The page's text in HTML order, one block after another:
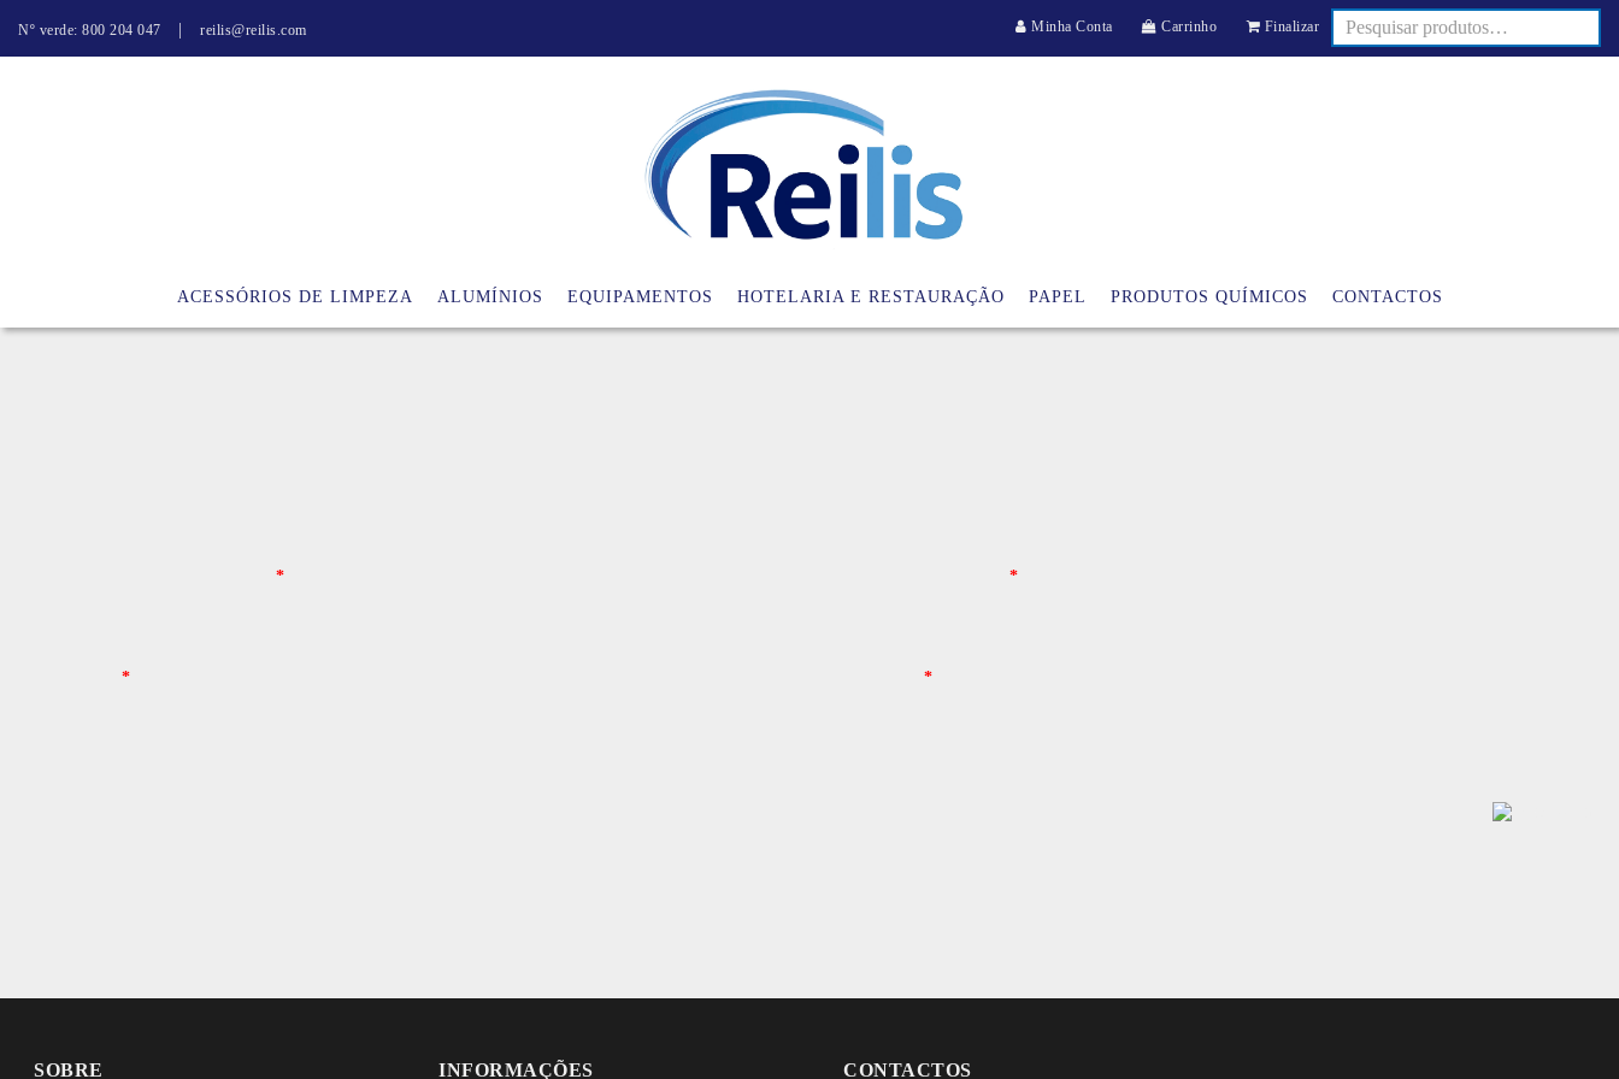
Nº verde: 800 204 047 reilis@reilis.com Minha Conta Carrinho Finalizar
ACESSÓRIOS DE LIMPEZA ALUMÍNIOS EQUIPAMENTOS HOTELARIA E RESTAURAÇÃO PAPEL PRODUTOS QUÍMICOS CONTACTOS
SOBRE INFORMAÇÕES CONTACTOS